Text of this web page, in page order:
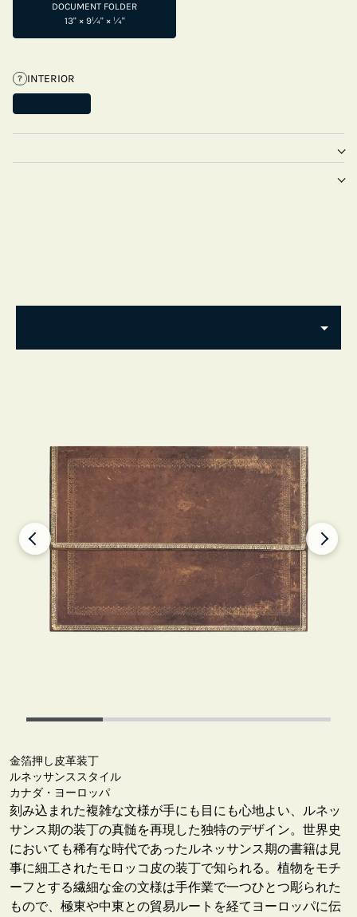
DOCUMENT FOLDER
13" × 9¼" × ¼"
? INTERIOR
金箔押し皮革装丁
ルネッサンススタイル
カナダ・ヨーロッパ
刻み込まれた複雑な文様が手にも目にも心地よい、ルネッ
サンス期の装丁の真髄を再現した独特のデザイン。世界史
においても稀有な時代であったルネッサンス期の書籍は見
事に細工されたモロッコ皮の装丁で知られる。植物をモチ
ーフとする繊細な金の文様は手作業で一つひとつ彫られた
もので、極東や中東との貿易ルートを経てヨーロッパに伝